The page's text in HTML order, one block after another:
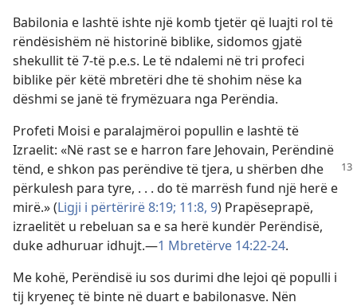
Babilonia e lashtë ishte një komb tjetër që luajti rol të
rëndësishëm në historinë biblike, sidomos gjatë
shekullit të 7-të p.e.s. Le të ndalemi në tri profeci
biblike për këtë mbretëri dhe të shohim nëse ka
dëshmi se janë të frymëzuara nga Perëndia.
Profeti Moisi e paralajmëroi popullin e lashtë të
Izraelit: «Në rast se e harron fare Jehovain, Perëndinë
tënd, e shkon pas perëndivetë tjera, u shërben dhe
përkulesh para tyre, . . . do të marrësh fund një herë e
mirë.» (Ligji i përtërirë 8:19; 11:8, 9) Prapëseprapë,
izraelitët u rebeluan sa e sa herë kundër Perëndisë,
duke adhuruar idhujt.​—1 Mbretërve 14:22-24.
Me kohë, Perëndisë iu sos durimi dhe lejoi që populli i
tij kryeneç të binte në duart e babilonasve. Nën